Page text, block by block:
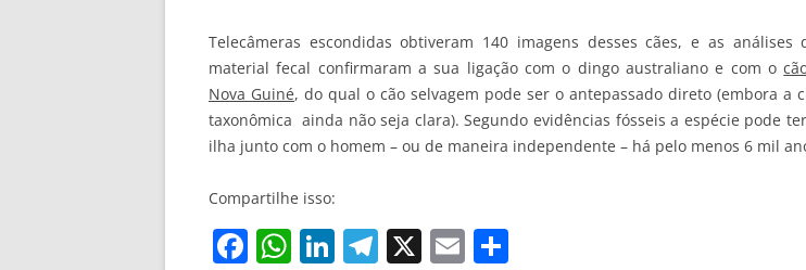
Telecâmeras escondidas obtiveram 140 imagens desses cães, e as análises
material fecal confirmaram a sua ligação com o dingo australiano e com o
Nova Guiné, do qual o cão selvagem pode ser o antepassado direto (embora a
taxonômica ainda não seja clara). Segundo evidências fósseis a espécie pode
ilha junto com o homem – ou de maneira independente – há pelo menos 6 mil
Compartilhe isso:
F W Li T X E